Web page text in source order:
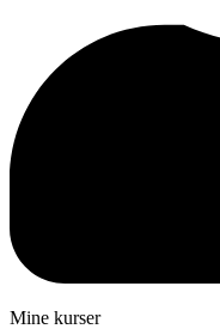
Mine kurser